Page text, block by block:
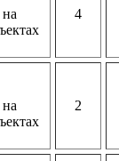
4
2